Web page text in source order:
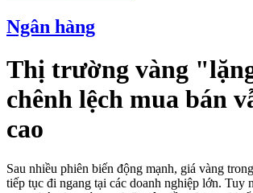
Ngân hàng
Thị trường vàng
chênh lệch mua bán
cao
Sau nhiều phiên biến động mạnh, giá vàng
tiếp tục đi ngang tại các doanh nghiệp lớn. Tuy